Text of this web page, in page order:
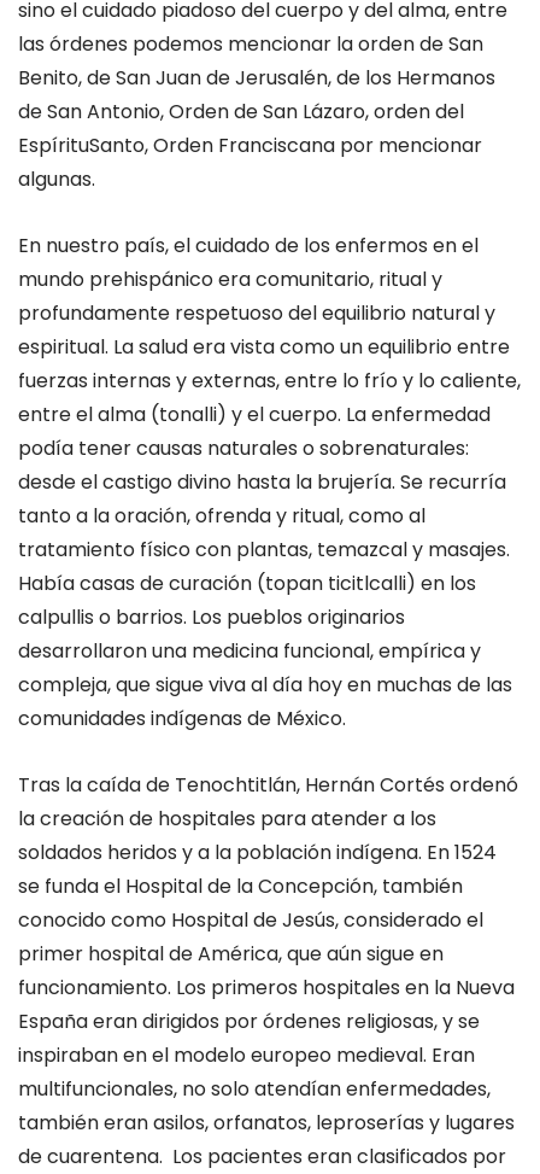
sino elcuidado piadoso del cuerpo y del alma, entre
las órdenes podemos mencionar la orden de San
Benito, de San Juan de Jerusalén, de los Hermanos
de San Antonio, Orden de San Lázaro, orden del
EspírituSanto, Orden Franciscana por mencionar
algunas.
En nuestro país, elcuidado de los enfermos en el
mundo prehispánico eracomunitario, ritual y
profundamente respetuoso del equilibrio natural y
espiritual. La salud era vista como unequilibrio entre
fuerzas internas y externas, entre lo frío y lo caliente,
entre el alma (tonalli) y el cuerpo. La enfermedad
podía tenercausas naturales o sobrenaturales:
desde el castigo divino hasta la brujería. Se recurría
tanto a laoración, ofrenda y ritual, como al
tratamiento físico con plantas, temazcaly masajes.
Habíacasas de curación (topan ticitlcalli) en los
calpullis o barrios. Los pueblos originarios
desarrollaron una medicina funcional, empírica y
compleja, que sigue vivaal día hoy en muchas de las
comunidades indígenas de México.
Tras la caída de Tenochtitlán, Hernán Cortés ordenó
la creación de hospitales para atender a los
soldados heridos y a la población indígena. En1524
se funda el Hospital de la Concepción, también
conocido como Hospital de Jesús, consideradoel
primer hospital de América,que aún sigue en
funcionamiento. Los primeros hospitales en la Nueva
Españaeran dirigidos por órdenes religiosas,y se
inspiraban en el modelo europeo medieval. Eran
multifuncionales, no solo atendían enfermedades,
también eran asilos, orfanatos, leproserías y lugares
de cuarentena. Los pacientes eran clasificados por